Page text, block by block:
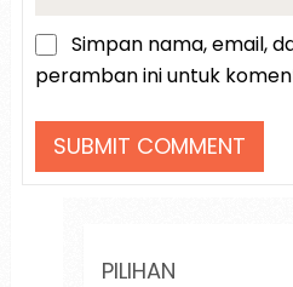
Simpan nama, email,
peramban ini untuk
PILIHAN